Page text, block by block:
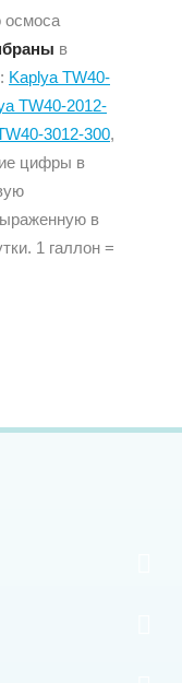
осмоса
в
Kaplya TW40-
TW40-2012-
3012-300,
цифры в
в
1 галлон =